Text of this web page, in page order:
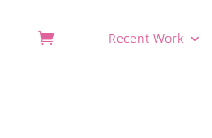
Recent Work